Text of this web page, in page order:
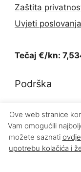
Zaštita
Uvjeti poslovanja
Tečaj €/kn:
Podrška
Kontakt
Povrat proizvoda
©
Ove web stranice
Vam omogućili
možete saznati ovdje
upotrebu kolačića i